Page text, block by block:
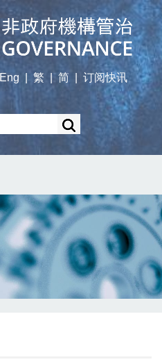
Eng
繁 | 简 订阅快讯